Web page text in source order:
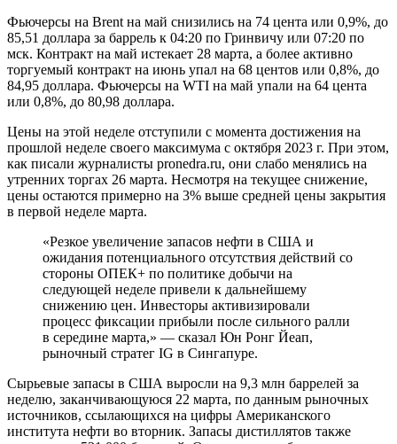
Фьючерсы на Brent на май снизились на 74 цента или 0,9%, до
85,51 доллара за баррель к 04:20 по Гринвичу или 07:20 по
мск. Контракт на май истекает 28 марта, а более активно
торгуемый контракт на июнь упал на 68 центов или 0,8%, до
84,95 доллара. Фьючерсы на WTI на май упали на 64 цента
или 0,8%, до 80,98 доллара.
Цены на этой неделе отступили с момента достижения на
прошлой неделе своего максимума с октября 2023 г. При этом,
как писали журналисты pronedra.ru, они слабо менялись на
утренних торгах 26 марта. Несмотря на текущее снижение,
цены остаются примерно на 3% выше средней цены закрытия
в первой неделе марта.
«Резкое увеличение запасов нефти в США и
ожидания потенциального отсутствия действий со
стороны ОПЕК+ по политике добычи на
следующей неделе привели к дальнейшему
снижению цен. Инвесторы активизировали
процесс фиксации прибыли после сильного ралли
в середине марта,» — сказал Юн Ронг Йеап,
рыночный стратег IG в Сингапуре.
Сырьевые запасы в США выросли на 9,3 млн баррелей за
неделю, заканчивающуюся 22 марта, по данным рыночных
источников, ссылающихся на цифры Американского
института нефти во вторник. Запасы дистиллятов также